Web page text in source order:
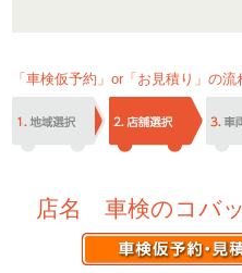
「車検仮予約」or「お見積り」の流
店名 車検のコバ